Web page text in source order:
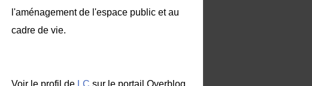
l'aménagement de l'espace public et au
cadre de vie.
Voir le profil de LC sur le portail Overblog